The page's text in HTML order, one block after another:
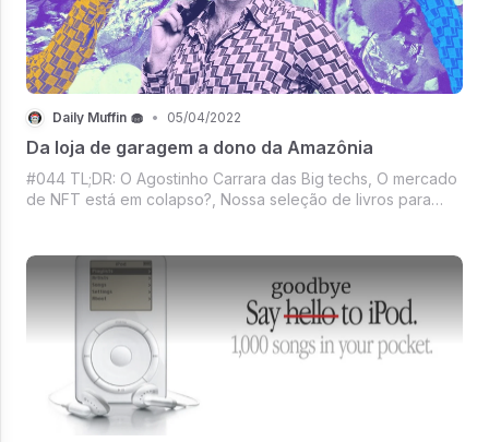
Daily Muffin 🧁 • 05/04/2022
Da loja de garagem a dono da Amazônia
#044 TL;DR: O Agostinho Carrara das Big techs, O mercado
de NFT está em colapso?, Nossa seleção de livros para